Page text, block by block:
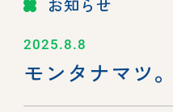
お知らせ
2025.8.8
モンタナマツ。